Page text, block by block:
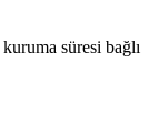
süresi bağlı